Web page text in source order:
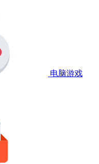
电脑游戏